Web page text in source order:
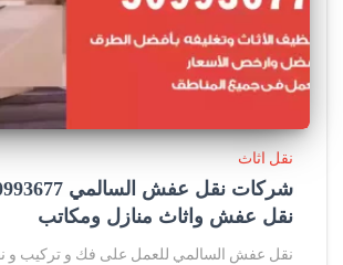
نقل اثاث
نقل عفش واثاث منازل ومكاتب
نقل عفش السالمي للعمل على فك و تركيب و